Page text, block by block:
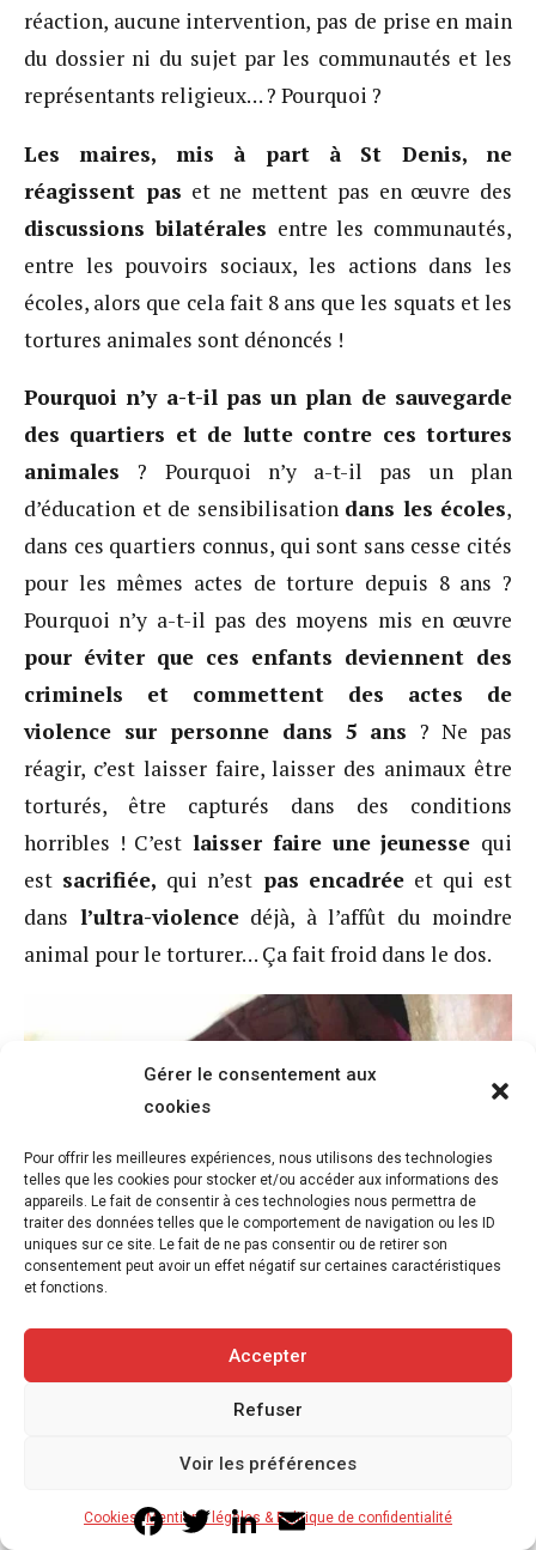
Gérer le consentement aux
cookies
Pour offrir les meilleures expériences, nous utilisons des technologies
telles que les cookies pour stocker et/ou accéder aux informations des
appareils. Le fait de consentir à ces technologies nous permettra de
traiter des données telles que le comportement de navigation ou les ID
uniques sur ce site. Le fait de ne pas consentir ou de retirer son
consentement peut avoir un effet négatif sur certaines caractéristiques
et fonctions.
Accepter
Refuser
Voir les préférences
Cookies Mentions légales & Politique de confidentialité
réaction, aucune intervention, pas de prise en main
du dossier ni du sujet par les communautés et les
représentants religieux… ? Pourquoi ?
Les maires, mis à part à St Denis, ne
réagissent pas et ne mettent pas en œuvre des
discussions bilatérales entre les communautés,
entre les pouvoirs sociaux, les actions dans les
écoles, alors que cela fait 8 ans que les squats et les
tortures animales sont dénoncés !
Pourquoi n’y a-t-il pas un plan de sauvegarde
des quartiers et de lutte contre ces tortures
animales? Pourquoi n’y a-t-il pas un plan
d’éducation et de sensibilisation dans les écoles,
dans ces quartiers connus, qui sont sans cesse cités
pour les mêmes actes de torture depuis 8 ans ?
Pourquoi n’y a-t-il pas des moyens mis en œuvre
pour éviter que ces enfants deviennent des
criminels et commettent des actes de
violence sur personne dans 5 ans? Ne pas
réagir, c’est laisser faire, laisser des animaux être
torturés, être capturés dans des conditions
horribles ! C’est laisser faire une jeunesse qui
est sacrifiée, qui n’estpas encadrée et qui est
dans l’ultra-violencedéjà, à l’affût du moindre
animal pour le torturer… Ça fait froid dans le dos.
FacebookTwitterLinkedInEmail